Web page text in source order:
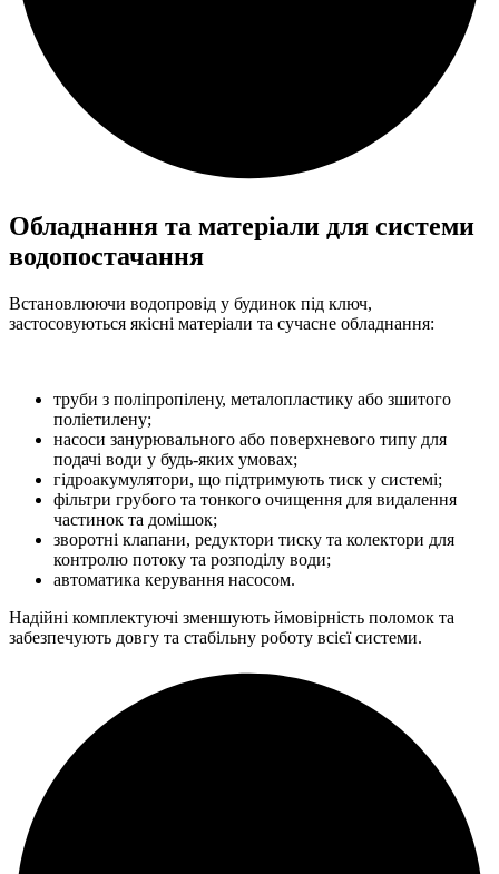
Обладнання та матеріали для системи
водопостачання
Встановлюючи водопровід у будинок під ключ,
застосовуються якісні матеріали та сучасне обладнання:
труби з поліпропілену, металопластику або зшитого
поліетилену;
насоси занурювального або поверхневого типу для
подачі води у будь-яких умовах;
гідроакумулятори, що підтримують тиск у системі;
фільтри грубого та тонкого очищення для видалення
частинок та домішок;
зворотні клапани, редуктори тиску та колектори для
контролю потоку та розподілу води;
автоматика керування насосом.
Надійні комплектуючі зменшують ймовірність поломок та
забезпечують довгу та стабільну роботу всієї системи.